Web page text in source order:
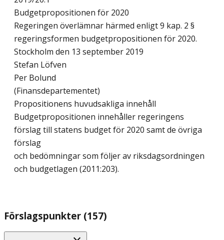
Budgetpropositionen för 2020
Regeringen överlämnar härmed enligt 9 kap. 2 §
regeringsformen budgetpropositionen för 2020.
Stockholm den 13 september 2019
Stefan Löfven
Per Bolund
(Finansdepartementet)
Propositionens huvudsakliga innehåll
Budgetpropositionen innehåller regeringens
förslag till statens budget för 2020 samt de övriga
förslag
och bedömningar som följer av riksdagsordningen
och budgetlagen (2011:203).
Förslagspunkter (157)